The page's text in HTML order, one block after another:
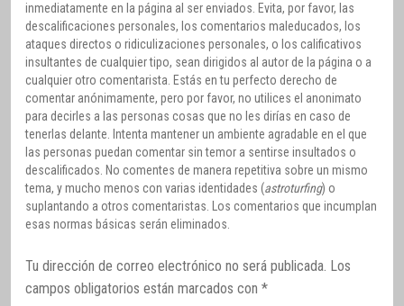
inmediatamente en la página al ser enviados. Evita, por favor, las
descalificaciones personales, los comentarios maleducados, los
ataques directos o ridiculizaciones personales, o los calificativos
insultantes de cualquier tipo, sean dirigidos al autor de la página o a
cualquier otro comentarista. Estás en tu perfecto derecho de
comentar anónimamente, pero por favor, no utilices el anonimato
para decirles a las personas cosas que no les dirías en caso de
tenerlas delante. Intenta mantener un ambiente agradable en el que
las personas puedan comentar sin temor a sentirse insultados o
descalificados. No comentes de manera repetitiva sobre un mismo
tema, y mucho menos con varias identidades (astroturfing) o
suplantando a otros comentaristas. Los comentarios que incumplan
esas normas básicas serán eliminados.
Tu dirección de correo electrónico no será publicada. Los
campos obligatorios están marcados con *